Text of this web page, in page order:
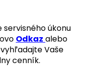
úkonu
Odkaz alebo
Vaše
cenník.